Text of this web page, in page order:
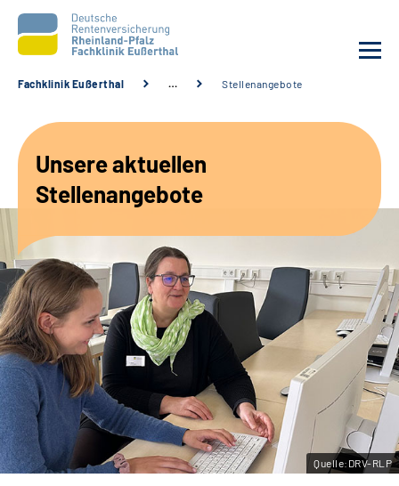
Unsere Angebote
Karriere
Beratungsstellen &
Zuweisende
Suche
Leichte Sprache
Gebärdensprache
Fachklinik Eußerthal … Stellenangebote
Unsere aktuellen
Stellenangebote
Quelle:DRV-RLP